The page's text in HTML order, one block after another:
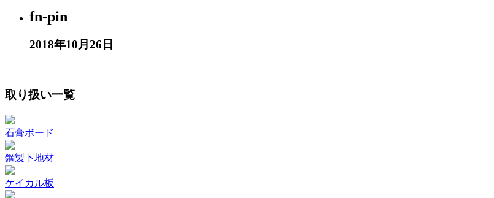
fn-pin
2018年10月26日
取り扱い一覧
石膏ボード
鋼製下地材
ケイカル板